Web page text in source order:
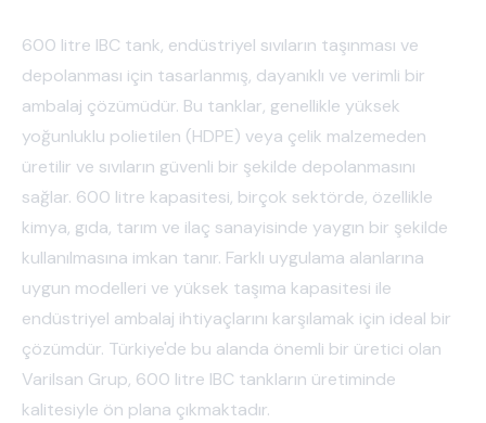
600 litre IBC tank, endüstriyel sıvıların taşınması ve
depolanması için tasarlanmış, dayanıklı ve verimli bir
ambalaj çözümüdür. Bu tanklar, genellikle yüksek
yoğunluklu polietilen (HDPE) veya çelik malzemeden
üretilir ve sıvıların güvenli bir şekilde depolanmasını
sağlar. 600 litre kapasitesi, birçok sektörde, özellikle
kimya, gıda, tarım ve ilaç sanayisinde yaygın bir şekilde
kullanılmasına imkan tanır. Farklı uygulama alanlarına
uygun modelleri ve yüksek taşıma kapasitesi ile
endüstriyel ambalaj ihtiyaçlarını karşılamak için ideal bir
çözümdür. Türkiye'de bu alanda önemli bir üretici olan
Varilsan Grup, 600 litre IBC tankların üretiminde
kalitesiyle ön plana çıkmaktadır.